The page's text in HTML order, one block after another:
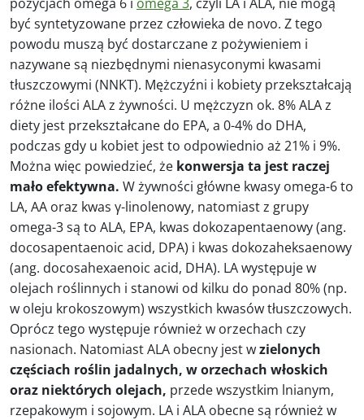
być syntetyzowane przez człowieka de novo. Z tego
powodu muszą być dostarczane z pożywieniem i
nazywane są niezbędnymi nienasyconymi kwasami
tłuszczowymi (NNKT). Mężczyźni i kobiety przekształcają
różne ilości ALA z żywności. U mężczyzn ok. 8% ALA z
diety jest przekształcane do EPA, a 0-4% do DHA,
podczas gdy u kobiet jest to odpowiednio aż 21% i 9%.
Można więc powiedzieć, że konwersja ta jest raczej
mało efektywna. W żywności główne kwasy omega-6 to
LA, AA oraz kwas γ-linolenowy, natomiast z grupy
omega-3 są to ALA, EPA, kwas dokozapentaenowy (ang.
docosapentaenoic acid, DPA) i kwas dokozaheksaenowy
(ang. docosahexaenoic acid, DHA). LA występuje w
olejach roślinnych i stanowi od kilku do ponad 80% (np.
w oleju krokoszowym) wszystkich kwasów tłuszczowych.
Oprócz tego występuje również w orzechach czy
nasionach. Natomiast ALA obecny jest wzielonych
częściach roślin jadalnych, w orzechach włoskich
oraz niektórych olejach, przede wszystkim lnianym,
rzepakowym i sojowym. LA i ALA obecne są również w